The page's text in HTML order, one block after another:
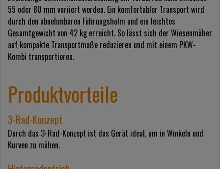
55 oder 80 mm variiert werden. Ein komfortabler Transport wird
durch den abnehmbaren Führungsholm und ein leichtes
Gesamtgewicht von 42 kg erreicht. So lässt sich der Wiesenmäher
auf kompakte Transportmaße reduzieren und mit einem PKW-
Kombi transportieren.
Produktvorteile
3-Rad-Konzept
Durch das 3-Rad-Konzept ist das Gerät ideal, um in Winkeln und
Kurven zu mähen.